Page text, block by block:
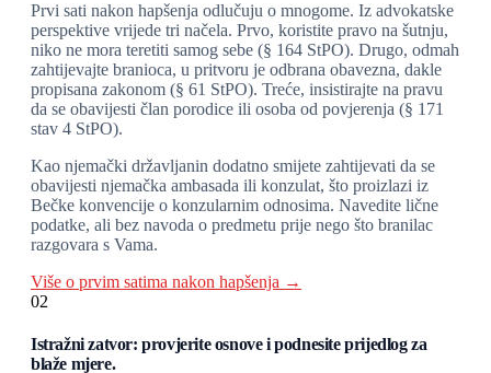
Prvi sati nakon hapšenja odlučuju o mnogome. Iz advokatske
perspektive vrijede tri načela. Prvo, koristite pravo na šutnju,
niko ne mora teretiti samog sebe (§ 164 StPO). Drugo, odmah
zahtijevajte branioca, u pritvoru je odbrana obavezna, dakle
propisana zakonom (§ 61 StPO). Treće, insistirajte na pravu
da se obavijesti član porodice ili osoba od povjerenja (§ 171
stav 4 StPO).
Kao njemački državljanin dodatno smijete zahtijevati da se
obavijesti njemačka ambasada ili konzulat, što proizlazi iz
Bečke konvencije o konzularnim odnosima. Navedite lične
podatke, ali bez navoda o predmetu prije nego što branilac
razgovara s Vama.
Više o prvim satima nakon hapšenja →
02
Istražni zatvor: provjerite osnove i podnesite prijedlog za
blaže mjere.